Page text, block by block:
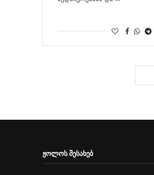
ᲟᲝᲚᲝᲡ ᲨᲔᲡᲐᲮᲔᲑ